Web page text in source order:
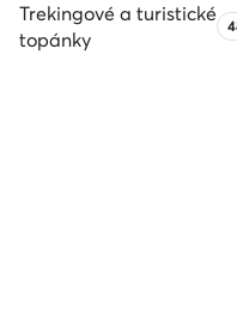
Trekingové a turistické
topánky